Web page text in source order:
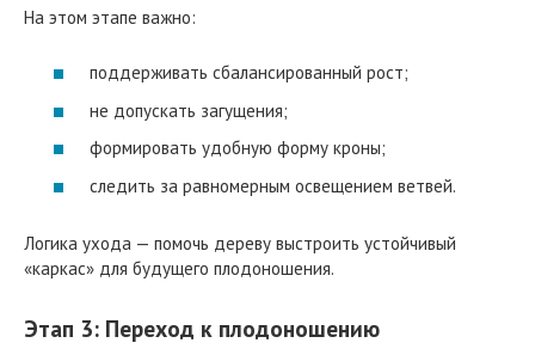
На этом этапе важно:
поддерживать сбалансированный рост;
не допускать загущения;
формировать удобную форму кроны;
следить за равномерным освещением ветвей.
Логика ухода — помочь дереву выстроить устойчивый
«каркас» для будущего плодоношения.
Этап 3: Переход к плодоношению